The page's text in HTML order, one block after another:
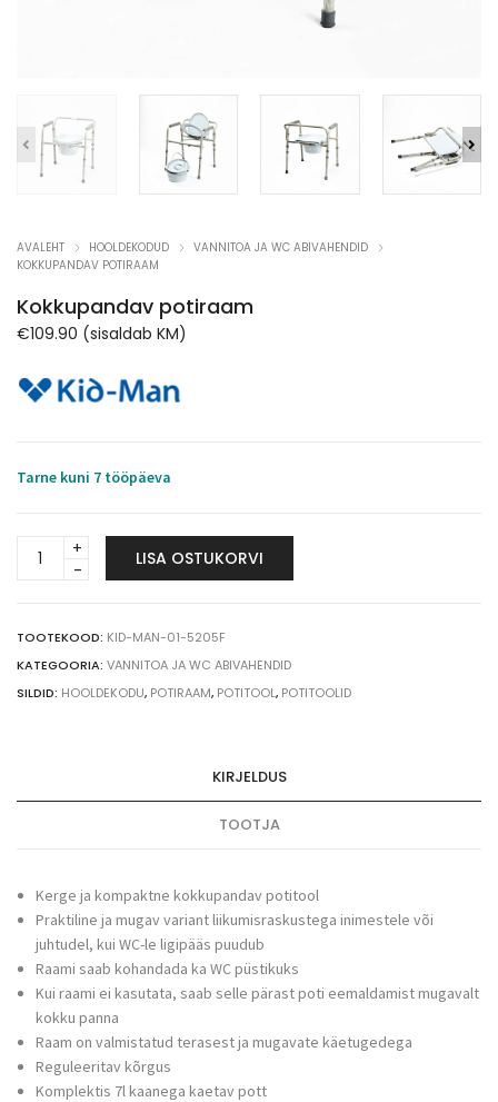
AVALEHT HOOLDEKODUD
VANNITOA JA WC ABIVAHENDID
KOKKUPANDAV POTIRAAM
Kokkupandav potiraam
€109.90 (sisaldab KM)
Tarne kuni 7 tööpäeva
Kokkupandav
potiraam
LISA OSTUKORVI
TOOTEKOOD: KID-MAN-01-5205F
KATEGOORIA: VANNITOA JA WC ABIVAHENDID
SILDID: HOOLDEKODU, POTIRAAM, POTITOOL, POTITOOLID
KIRJELDUS
TOOTJA
Kerge ja kompaktne kokkupandav potitool
Praktiline ja mugav variant liikumisraskustega inimestele või
juhtudel, kui WC-le ligipääs puudub
Raami saab kohandada ka WC püstikuks
Kui raami ei kasutata, saab selle pärast poti eemaldamist mugavalt
kokku panna
Raam on valmistatud terasest ja mugavate käetugedega
Reguleeritav kõrgus
Komplektis 7l kaanega kaetav pott